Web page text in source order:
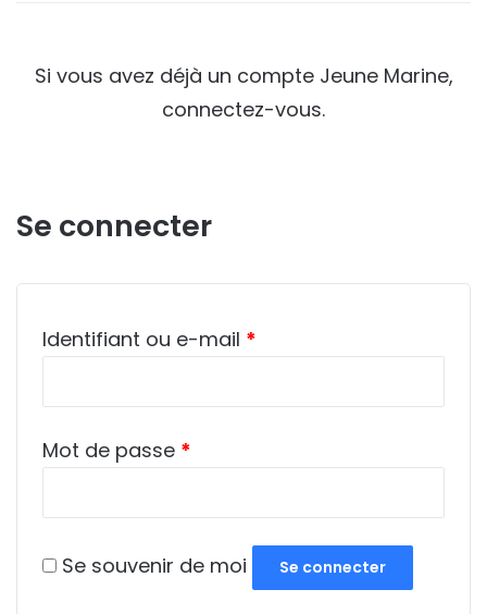
Si vous avez déjà un compte Jeune Marine,
connectez-vous.
Se connecter
Identifiant ou e-mail *
Mot de passe *
Se souvenir de moi Se connecter